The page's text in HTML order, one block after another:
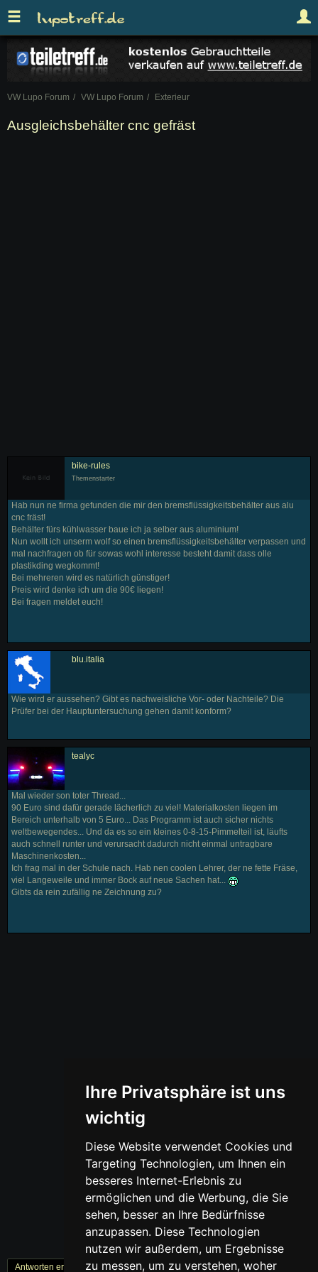
Ihre Privatsphäre ist uns
wichtig
Diese Website verwendet Cookies und
Targeting Technologien, um Ihnen ein
besseres Internet-Erlebnis zu
ermöglichen und die Werbung, die Sie
sehen, besser an Ihre Bedürfnisse
anzupassen. Diese Technologien
nutzen wir außerdem, um Ergebnisse
zu messen, um zu verstehen, woher
VW Lupo Forum VW Lupo Forum Exterieur
Ausgleichsbehälter cnc gefräst
bike-rules
Themenstarter
Hab nun ne firma gefunden die mir den bremsflüssigkeitsbehälter aus alu
cnc fräst!
Behälter fürs kühlwasser baue ich ja selber aus aluminium!
Nun wollt ich unserm wolf so einen bremsflüssigkeitsbehälter verpassen und
mal nachfragen ob für sowas wohl interesse besteht damit dass olle
plastikding wegkommt!
Bei mehreren wird es natürlich günstiger!
Preis wird denke ich um die 90€ liegen!
Bei fragen meldet euch!
blu.italia
Wie wird er aussehen? Gibt es nachweisliche Vor- oder Nachteile? Die
Prüfer bei der Hauptuntersuchung gehen damit konform?
tealyc
Mal wieder son toter Thread...
90 Euro sind dafür gerade lächerlich zu viel! Materialkosten liegen im
Bereich unterhalb von 5 Euro... Das Programm ist auch sicher nichts
weltbewegendes... Und da es so ein kleines 0-8-15-Pimmelteil ist, läufts
auch schnell runter und verursacht dadurch nicht einmal untragbare
Maschinenkosten...
Ich frag mal in der Schule nach. Hab nen coolen Lehrer, der ne fette Fräse,
viel Langeweile und immer Bock auf neue Sachen hat...
Gibts da rein zufällig ne Zeichnung zu?
« Zurück 1 Weiter »
Antworten erstellen